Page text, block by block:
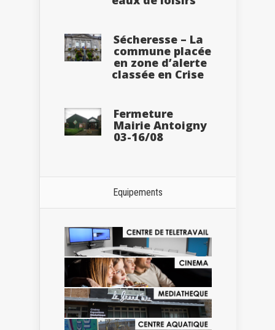
Sécheresse – La
commune placée
en zone d’alerte
classée en Crise
Fermeture
Mairie Antoigny
03-16/08
Equipements